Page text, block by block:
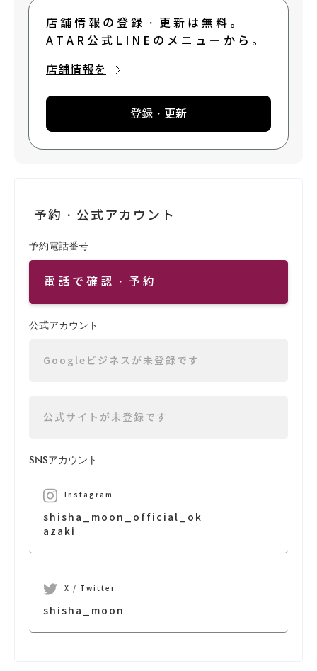
店舗情報の登録・更新は無料。
ATAR公式LINEのメニューから。
店舗情報を
登録・更新
予約・公式アカウント
予約電話番号
電話で確認・予約
公式アカウント
Googleビジネスが未登録です
公式サイトが未登録です
SNSアカウント
Instagram
shisha_moon_official_ok
azaki
X / Twitter
shisha_moon